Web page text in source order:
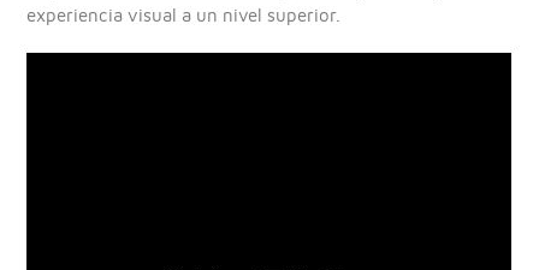
experiencia visual a un nivel superior.